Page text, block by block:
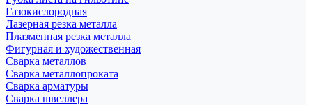
Газокислородная
Лазерная резка металла
Плазменная резка металла
Фигурная и художественная
Сварка металлов
Сварка металлопроката
Сварка арматуры
Сварка швеллера